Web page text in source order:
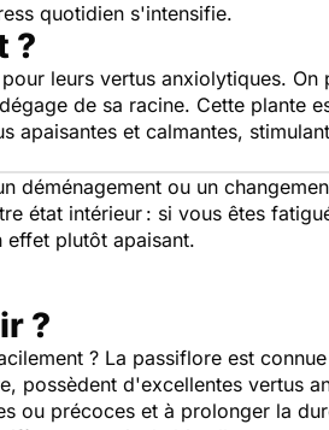
quotidien s'intensifie.
?
leurs vertus anxiolytiques. On
de sa racine. Cette plante
apaisantes et calmantes,
déménagement ou un
état intérieur : si vous êtes
plutôt apaisant.
?
? La passiflore est
possèdent d'excellentes vertus
ou précoces et à prolonger la